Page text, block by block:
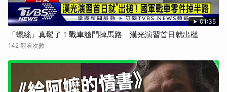
01:35
「螺絲」真鬆了！戰車艙門掉馬路 漢光演習首日就出槌
142 觀看次數